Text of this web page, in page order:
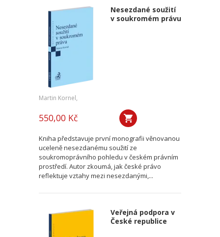
Nesezdané soužití
v soukromém právu
Martin Kornel,
550,00 Kč
Kniha představuje první monografii věnovanou
uceleně nesezdanému soužití ze
soukromoprávního pohledu v českém právním
prostředí. Autor zkoumá, jak české právo
reflektuje vztahy mezi nesezdanými,...
Veřejná podpora v
České republice